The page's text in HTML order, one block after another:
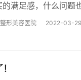
的满足感，什么问题
效果当然不理想。
形美容医院 2022-03-
!